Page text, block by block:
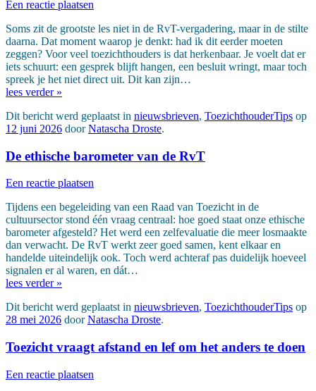
Een reactie plaatsen
Soms zit de grootste les niet in de RvT-vergadering, maar in de stilte
daarna. Dat moment waarop je denkt: had ik dit eerder moeten
zeggen? Voor veel toezichthouders is dat herkenbaar. Je voelt dat er
iets schuurt: een gesprek blijft hangen, een besluit wringt, maar toch
spreek je het niet direct uit. Dit kan zijn…
lees verder »
Dit bericht werd geplaatst in nieuwsbrieven, ToezichthouderTips op
12 juni 2026 doorNatascha Droste.
De ethische barometer van de RvT
Een reactie plaatsen
Tijdens een begeleiding van een Raad van Toezicht in de
cultuursector stond één vraag centraal: hoe goed staat onze ethische
barometer afgesteld? Het werd een zelfevaluatie die meer losmaakte
dan verwacht. De RvT werkt zeer goed samen, kent elkaar en
handelde uiteindelijk ook. Toch werd achteraf pas duidelijk hoeveel
signalen er al waren, en dát…
lees verder »
Dit bericht werd geplaatst in nieuwsbrieven, ToezichthouderTips op
28 mei 2026 doorNatascha Droste.
Toezicht vraagt afstand en lef om het anders te doen
Een reactie plaatsen